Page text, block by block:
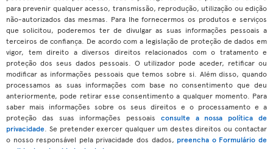
para prevenir qualquer acesso, transmissão, reprodução, utilização ou edição
não-autorizados das mesmas. Para lhe fornecermos os produtos e serviços
que solicitou, poderemos ter de divulgar as suas informações pessoais a
terceiros de confiança. De acordo com a legislação de proteção de dados em
vigor, tem direito a diversos direitos relacionados com o tratamento e
proteção dos seus dados pessoais. O utilizador pode aceder, retificar ou
modificar as informações pessoais que temos sobre si. Além disso, quando
processamos as suas informações com base no consentimento que deu
anteriormente, pode retirar esse consentimento a qualquer momento. Para
saber mais informações sobre os seus direitos e o processamento e a
proteção das suas informações pessoais consulte a nossa política de
privacidade . Se pretender exercer qualquer um destes direitos ou contactar
o nosso responsável pela privacidade dos dados, preencha o Formulário de